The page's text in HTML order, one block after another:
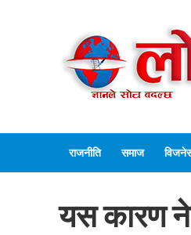
राजनीति समाज
यस कारण